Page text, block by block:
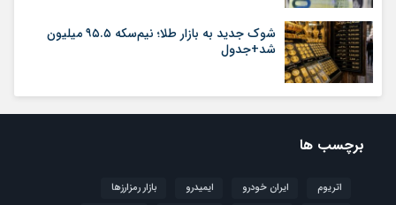
شوک جدید به بازار طلا؛ نیم‌سکه ۹۵.۵ میلیون
شد+جدول
برچسب ها
اتریوم ایران خودرو ایمیدرو
بازار رمزارزها